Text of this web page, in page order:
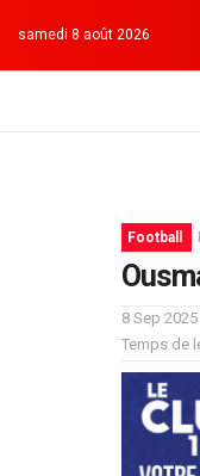
samedi 8 août 2026
Football
8 Sep
Temps de